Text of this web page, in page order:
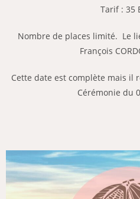
Tarif : 35
Nombre de places limité. Le
François
Cette date est complète mais il
Cérémonie du